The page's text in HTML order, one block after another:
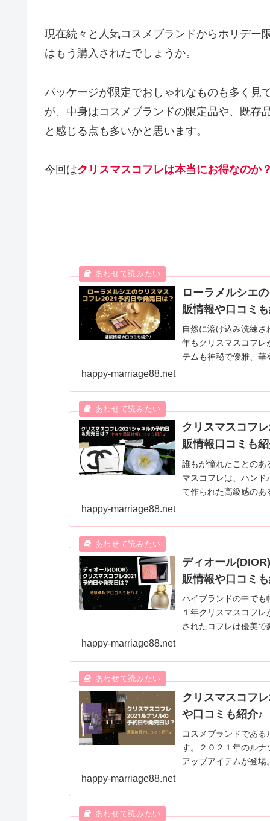
現在続々と人気コスメブランドからホリデー
はもう購入されたでしょうか。
パッケージが限定でおしゃれなものも多く見
が、中身はコスメブランドの限定品や、既存
と感じる点も多いかと思います。
今回はクリスマスコフレは本当にお得なのか？
ローラメルシエ
販情報や口コミ
自然に溶け込み洗練
年もクリスマスコフレ
テムも神秘で優雅、華
happy-marriage88.net
クリスマスコフ
販情報口コミも
誰もが憧れたことのあ
マスコフレは、ハンド
て作られた高級感のあ
happy-marriage88.net
ディオール
販情報や口コミ
ハイブランドの中でも
１年クリスマスコフ
されたコフレは優美で
happy-marriage88.net
クリスマスコフ
や口コミも紹介♪
コスメブランドであ
す。２０２１年のルナ
アップアイテムが登場
happy-marriage88.net